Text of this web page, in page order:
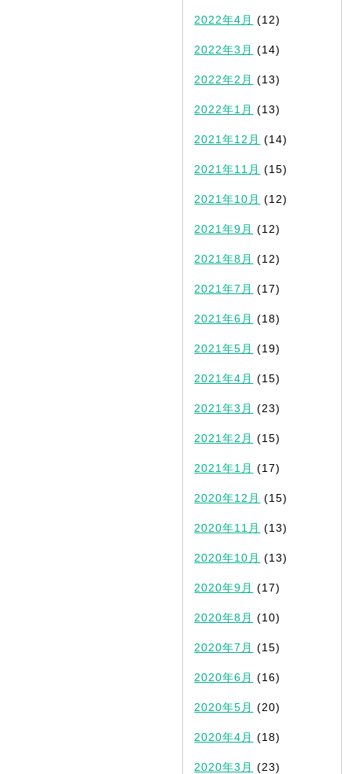
2022年4月 (12)
2022年3月 (14)
2022年2月 (13)
2022年1月 (13)
2021年12月 (14)
2021年11月 (15)
2021年10月 (12)
2021年9月 (12)
2021年8月 (12)
2021年7月 (17)
2021年6月 (18)
2021年5月 (19)
2021年4月 (15)
2021年3月 (23)
2021年2月 (15)
2021年1月 (17)
2020年12月 (15)
2020年11月 (13)
2020年10月 (13)
2020年9月 (17)
2020年8月 (10)
2020年7月 (15)
2020年6月 (16)
2020年5月 (20)
2020年4月 (18)
2020年3月 (23)